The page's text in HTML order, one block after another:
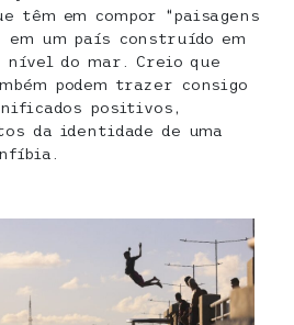
têm em compor “paisagens
um país construído em
nível do mar. Creio que
podem trazer consigo
positivos,
da identidade de uma